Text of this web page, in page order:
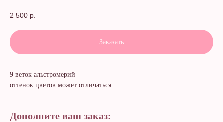
2 500 р.
Заказать
9 веток альстромерий
оттенок цветов может отличаться
Дополните ваш заказ: